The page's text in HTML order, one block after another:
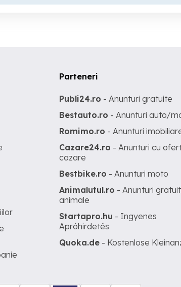
Parteneri
Publi24.ro - Anunturi gratuite
Bestauto.ro - Anunturi auto/
Romimo.ro - Anunturi
Cazare24.ro - Anunturi cu
cazare
Bestbike.ro - Anunturi moto
Animalutul.ro - Anunturi
animale
Startapro.hu - Ingyenes
Apróhirdetés
Quoka.de - Kostenlose